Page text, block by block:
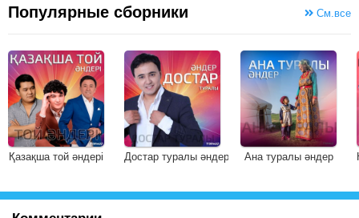
Популярные сборники См.все
Қазақша той әндері Достар туралы әндер Ана туралы әндер